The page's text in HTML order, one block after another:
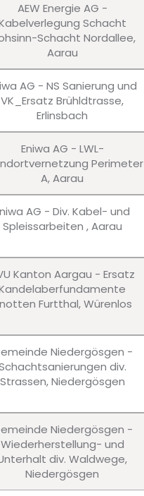
AEW Energie AG -
Schacht
Schacht Nordallee,
Aarau
AG - NS Sanierung und
VK_Ersatz Brühldtrasse,
Erlinsbach
Eniwa AG - LWL-
Perimeter
A, Aarau
AG - Div. Kabel- und
Spleissarbeiten , Aarau
Kanton Aargau - Ersatz
Furtthal, Würenlos
Niedergösgen -
div.
Strassen, Niedergösgen
Niedergösgen -
Wiederherstellung- und
div. Waldwege,
Niedergösgen